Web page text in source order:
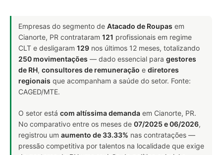
Empresas do segmento de Atacado de Roupas em
Cianorte, PR contrataram 121 profissionais em regime
CLT e desligaram 129 nos últimos 12 meses, totalizando
250 movimentações — dado essencial para gestores
de RH, consultores de remuneração e diretores
regionais que acompanham a saúde do setor. Fonte:
CAGED/MTE.
O setor está com altíssima demanda em Cianorte, PR.
No comparativo entre os meses de 07/2025 e 06/2026,
registrou um aumento de 33.33% nas contratações —
pressão competitiva por talentos na localidade que exige